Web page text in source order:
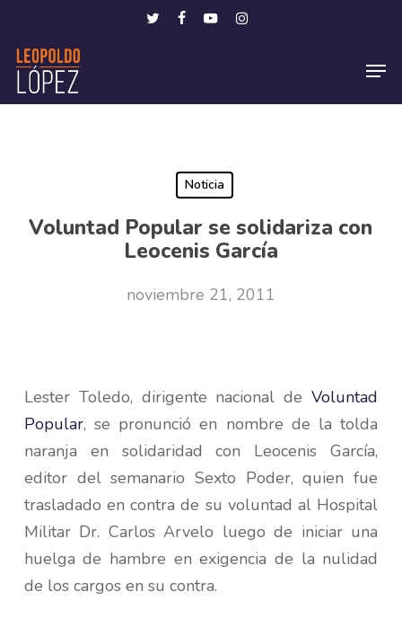
main
content
twitterfacebookyoutubeinstagram
Noticia
Voluntad Popular se solidariza con
Leocenis García
noviembre 21, 2011
Lester Toledo, dirigente nacional deVoluntad
Popular, se pronunció en nombre de la tolda
naranja en solidaridad con Leocenis García,
editor del semanario Sexto Poder, quien fue
trasladado en contra de su voluntad al Hospital
Militar Dr. Carlos Arvelo luego de iniciar una
huelga de hambre en exigencia de la nulidad
de los cargos en su contra.